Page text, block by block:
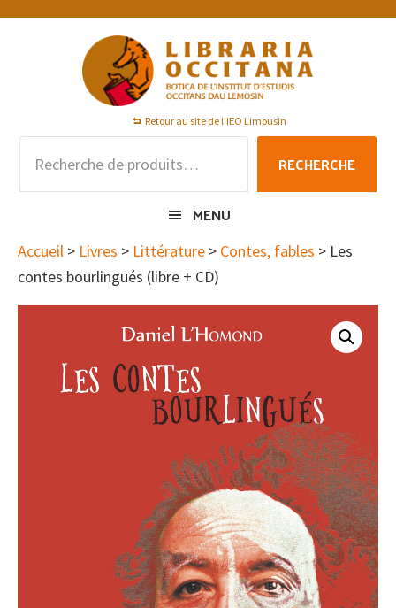
Passer
Passer
Passer
Retour au site de l'IEO Limousin
pour :
RECHERCHE
MENU
Accueil > Livres > Littérature > Contes, fables > Les
contes bourlingués (libre + CD)